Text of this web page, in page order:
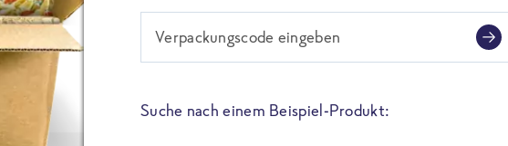
Veggie Gerichte Box
(14x500g)
PIN IT
Bitte füllen alle mit (*) markierten Felder aus. Deine E-Mail Adresse
dieser öffentlich neben deiner Bewertung.
Verpackungscode eingeben
Suche nach einem Beispiel-Produkt: